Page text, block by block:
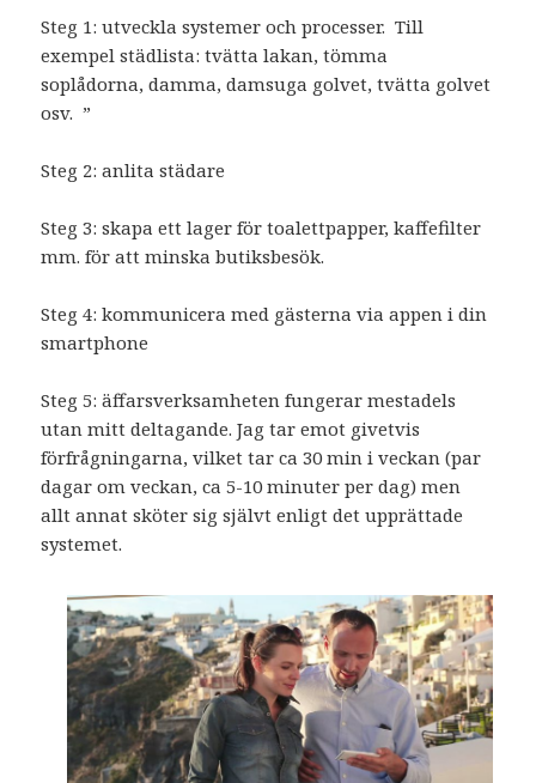
Steg 1: utveckla systemer och processer. Till
exempel städlista: tvätta lakan, tömma
soplådorna, damma, damsuga golvet, tvätta golvet
osv. ”
Steg 2: anlita städare
Steg 3: skapa ett lager för toalettpapper, kaffefilter
mm. för att minska butiksbesök.
Steg 4: kommunicera med gästerna via appen i din
smartphone
Steg 5: äffarsverksamheten fungerar mestadels
utan mitt deltagande. Jag tar emot givetvis
förfrågningarna, vilket tar ca 30 min i veckan (par
dagar om veckan, ca 5-10 minuter per dag) men
allt annat sköter sig självt enligt det upprättade
systemet.